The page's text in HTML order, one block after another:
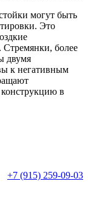
могут быть
Это
Стремянки, более
двумя
к негативным
в
+7 (915) 259-09-03